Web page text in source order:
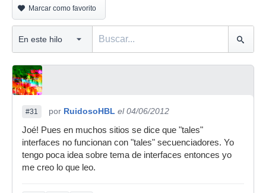
Marcar como favorito
#31 por RuidosoHBL el 04/06/2012
Joé! Pues en muchos sitios se dice que "tales"
interfaces no funcionan con "tales" secuenciadores. Yo
tengo poca idea sobre tema de interfaces entonces yo
me creo lo que leo.